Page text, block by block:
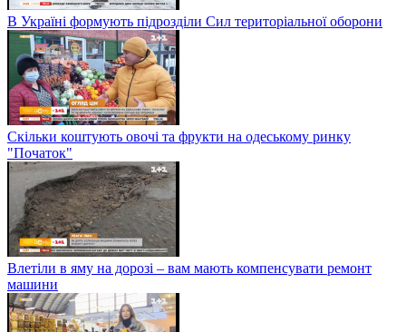
В Україні формують підрозділи Сил територіальної оборони
Скільки коштують овочі та фрукти на одеському ринку
"Початок"
Влетіли в яму на дорозі – вам мають компенсувати ремонт
машини